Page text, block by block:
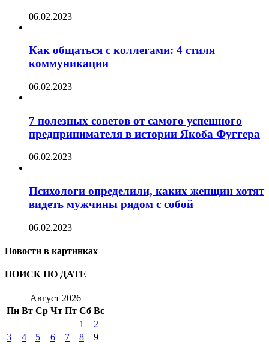
06.02.2023
Как общаться с коллегами: 4 стиля
коммуникации
06.02.2023
7 полезных советов от самого успешного
предпринимателя в истории Якоба Фуггера
06.02.2023
Психологи определили, каких женщин хотят
видеть мужчины рядом с собой
06.02.2023
Новости в картинках
ПОИСК ПО ДАТЕ
Август 2026
Пн Вт Ср Чт Пт Сб Вс
1
2
3
4 5 6 7 8
9